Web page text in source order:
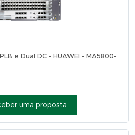
e Dual DC - HUAWEI - MA5800-
uma proposta